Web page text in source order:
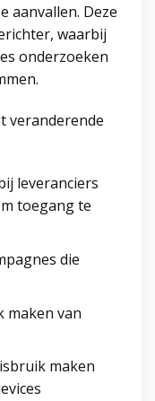
aanvallen. Deze
waarbij
onderzoeken
veranderende
leveranciers
toegang te
die
maken van
maken